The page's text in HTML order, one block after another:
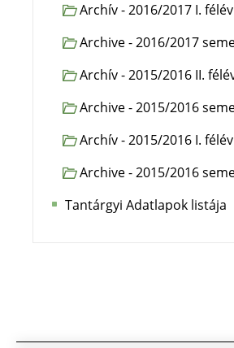
Archív - 2016/2017 I. félév
Archive - 2016/2017
Archív - 2015/2016 II.
Archive - 2015/2016
Archív - 2015/2016 I. félév
Archive - 2015/2016
Tantárgyi Adatlapok listája